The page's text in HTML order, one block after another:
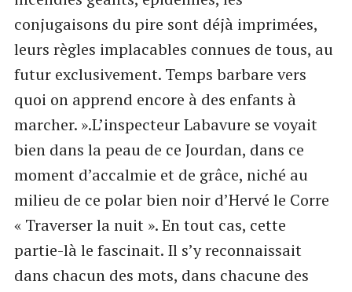
conjugaisons du pire sont déjà imprimées,
leurs règles implacables connues de tous, au
futur exclusivement. Temps barbare vers
quoi on apprend encore à des enfants à
marcher. ».L’inspecteur Labavure se voyait
bien dans la peau de ce Jourdan, dans ce
moment d’accalmie et de grâce, niché au
milieu de ce polar bien noir d’Hervé le Corre
« Traverser la nuit ». En tout cas, cette
partie-là le fascinait. Il s’y reconnaissait
dans chacun des mots, dans chacune des